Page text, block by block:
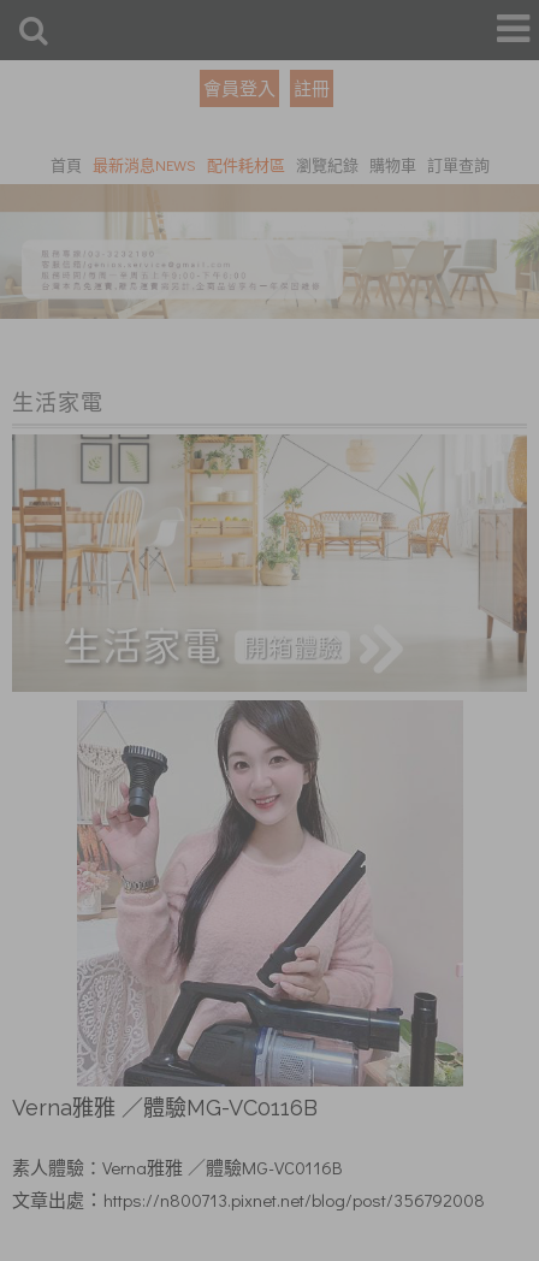
會員登入 註冊
首頁 最新消息NEWS 配件耗材區 瀏覽紀錄 購物車 訂單查詢
生活家電
Verna雅雅 ／體驗MG-VC0116B
素人體驗： Verna雅雅 ／體驗MG-VC0116B
文章出處 ： https://n800713.pixnet.net/blog/post/356792008